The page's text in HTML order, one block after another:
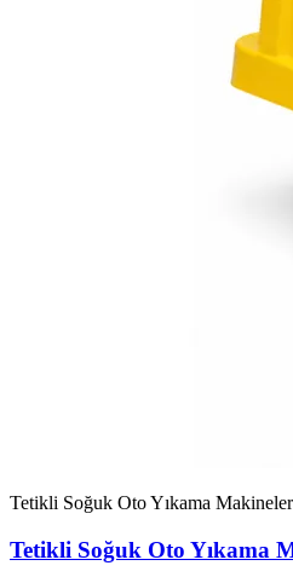
Tetikli Soğuk Oto Yıkama
Tetikli Soğuk Oto Yıkama